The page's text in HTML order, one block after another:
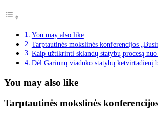
You may also like
Tarptautinės mokslinės konferencijos
Kaip užtikrinti sklandų statybų procesą
Dėl Gariūnų viaduko statybų ketvirtadienį
You may also like
Tarptautinės mokslinės